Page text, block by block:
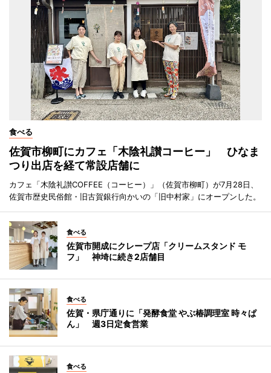
食べる
佐賀市柳町にカフェ「木陰礼讃コーヒー」 ひなま
つり出店を経て常設店舗に
カフェ「木陰礼讃COFFEE（コーヒー）」（佐賀市柳町）が7月28日、
佐賀市歴史民俗館・旧古賀銀行向かいの「旧中村家」にオープンした。
食べる
佐賀市開成にクレープ店「クリームスタンド モ
フ」 神埼に続き2店舗目
食べる
佐賀・県庁通りに「発酵食堂 やぶ椿調理室 時々ぱ
ん」 週3日定食営業
食べる